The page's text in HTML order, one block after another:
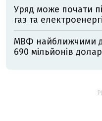
Уряд може почати
газ та
МВФ найближчими
690 мільйонів